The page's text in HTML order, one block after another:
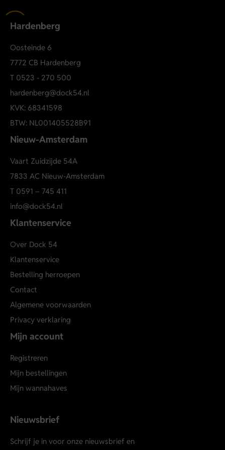
Hardenberg
Oosteinde 6
7772 CB Hardenberg
T 0523 - 270 500
hardenberg@dock54.nl
KVK: 68341598
BTW: NL001405528B91
Nieuw-Amsterdam
Vaart Zuidzijde 54A
7833 AC Nieuw-Amsterdam
T 0591 – 745 411
info@dock54.nl
Klantenservice
Over Dock 54
Klantenservice
Bestelling herroepen
Contact
Algemene voorwaarden
Privacy verklaring
Mijn account
Registreren
Mijn bestellingen
Mijn wannahaves
Nieuwsbrief
Schrijf je in voor onze nieuwsbrief en